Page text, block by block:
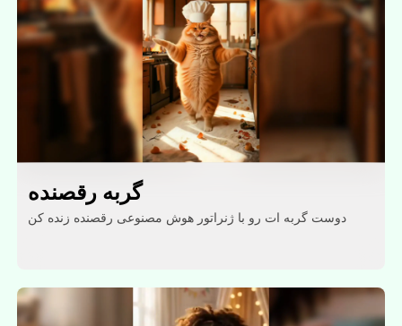
گربه رقصنده
دوست گربه ات رو با ژنراتور هوش مصنوعی رقصنده زنده کن